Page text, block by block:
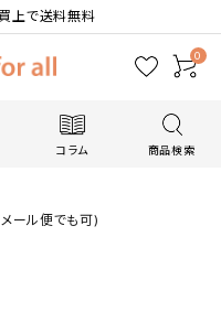
上で送料無料
0
コラム 商品検索
ール便でも可)